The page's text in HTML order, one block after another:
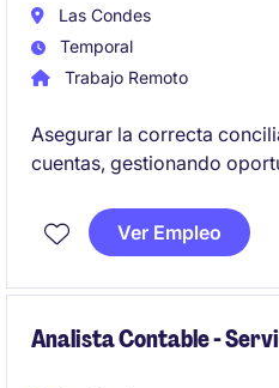
Las Condes
Temporal
Trabajo Remoto
Asegurar la correcta
cuentas, gestionando
información financiera
continuidad y eficiencia de
Ver Empleo
Analista Contable -